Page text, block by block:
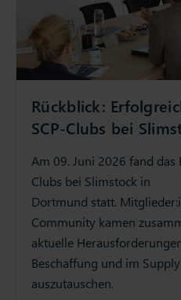
Rückblick:
SCP-Clubs bei
Am 09. Juni 2026 fand das
Clubs bei Slimstock in
Dortmund statt.
Community kamen
aktuelle
Beschaffung und im
auszutauschen.